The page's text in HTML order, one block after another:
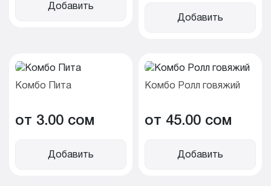
Добавить
Добавить
Комбо Пита
от 3.00 cом
Добавить
Комбо Ролл говяжий
от 45.00 cом
Добавить